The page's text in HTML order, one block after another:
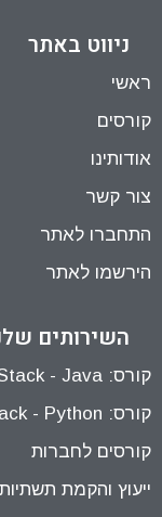
ניווט באתר
ראשי
קורסים
אודותינו
צור קשר
התחברו לאתר
הירשמו לאתר
השירותים
קורס: Full Stack - Java
קורס: Full Stack - Python
קורסים לחברות
ייעוץ והקמת תשתיות